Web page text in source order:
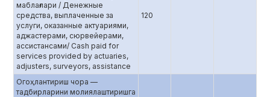
маблағлари / Денежные
средства, выплаченные за
услуги, оказанные актуариями,
аджастерами, сюрвейерами,
ассистансами/ Cash paid for
services provided by actuaries,
adjusters, surveyors, assistance
120
Огоҳлантириш чора —
тадбирларини молиялаштиришга